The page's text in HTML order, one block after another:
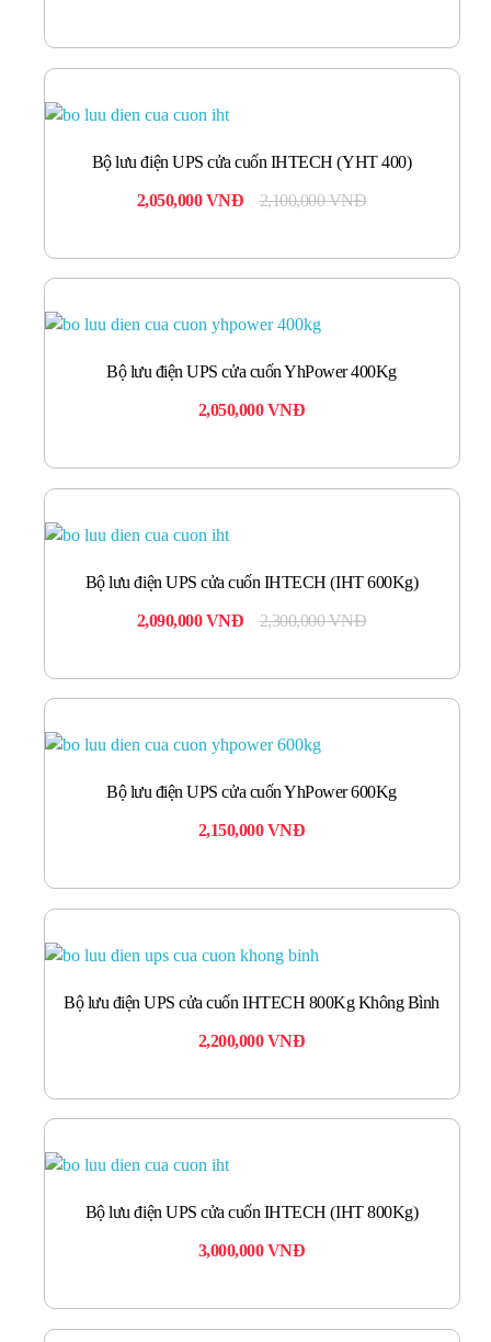
Bộ lưu điện UPS cửa cuốn IHTECH (YHT 400)
2,050,000VNĐ 2,100,000VNĐ
Bộ lưu điện UPS cửa cuốn YhPower 400Kg
2,050,000VNĐ
Bộ lưu điện UPS cửa cuốn IHTECH (IHT 600Kg)
2,090,000VNĐ 2,300,000VNĐ
Bộ lưu điện UPS cửa cuốn YhPower 600Kg
2,150,000VNĐ
Bộ lưu điện UPS cửa cuốn IHTECH 800Kg Không Bình
2,200,000VNĐ
Bộ lưu điện UPS cửa cuốn IHTECH (IHT 800Kg)
3,000,000VNĐ